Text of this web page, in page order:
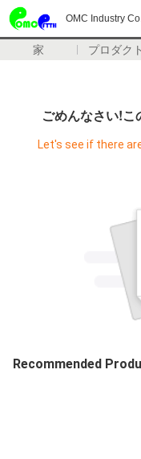
OMC Industry
家 プロダクト
ごめんなさい!
Let's see if there
Recommended